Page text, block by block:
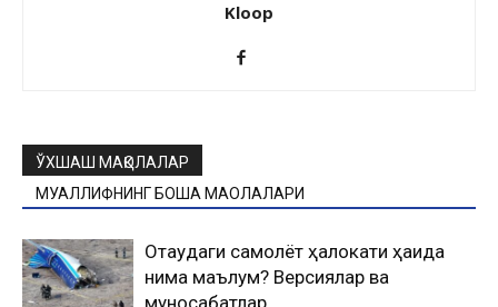
Kloop
ЎХШАШ МАҚОЛАЛАР
МУАЛЛИФНИНГ БОШҚА МАҚОЛАЛАРИ
Оқтаудаги самолёт ҳалокати ҳақида
нима маълум? Версиялар ва